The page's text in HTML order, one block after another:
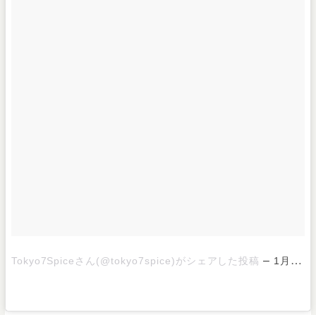
Tokyo7Spiceさん(@tokyo7spice)がシェアした投稿 – 1月 9, 2018 at 1:04午前 PST